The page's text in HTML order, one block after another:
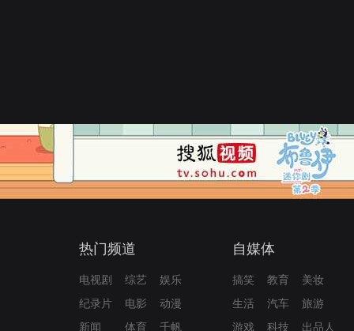
热门频道
电视剧 综艺
娱乐
纪录片
电影
动漫
新闻
体育 千帆
自媒体
搞笑 教育
美妆
生活
汽车
旅游
游戏
科技 出品人